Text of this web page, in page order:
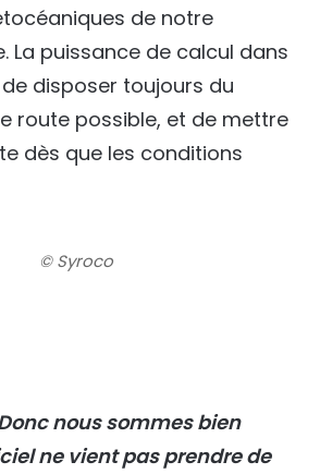
de notre
La puissance de calcul dans
disposer toujours du
route possible, et de mettre
dès que les conditions
© Syroco
nous sommes bien
ne vient pas prendre de